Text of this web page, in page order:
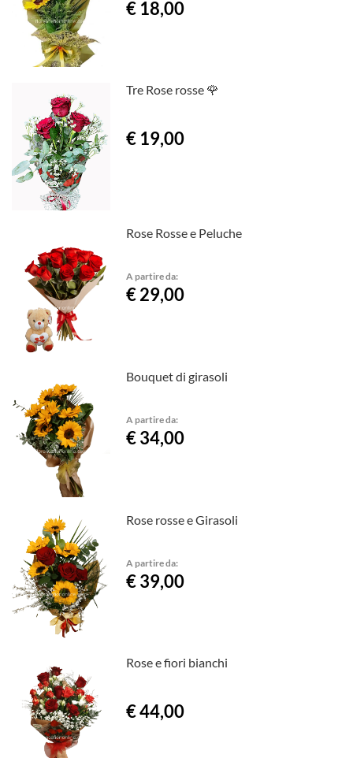
€ 18,00
Tre Rose rosse 🌹
€ 19,00
Rose Rosse e Peluche
A partire da:
€ 29,00
Bouquet di girasoli
A partire da:
€ 34,00
Rose rosse e Girasoli
A partire da:
€ 39,00
Rose e fiori bianchi
€ 44,00